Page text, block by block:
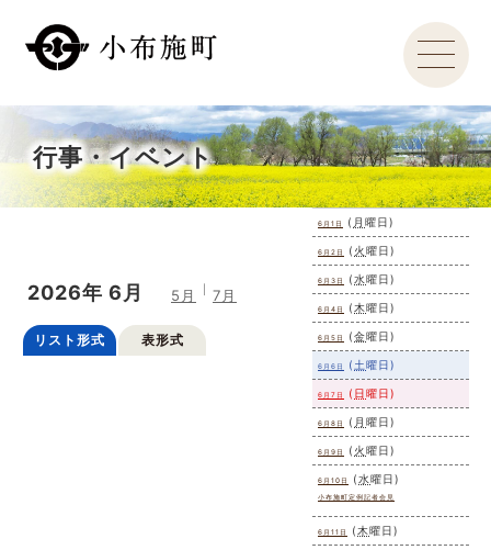
行事・イベント
2026年 6月
リスト形式 表形式
5月 7月
6月1日 ( 月 曜日)
6月2日 ( 火曜日)
6月3日 (水曜日)
6月4日 (木曜日)
6月5日 (金曜日)
6月6日 ( 土曜日)
6月7日 ( 日曜日)
6月8日 ( 月 曜日)
6月9日 ( 火曜日)
6月10日 (水曜日)
小布施町定例記者会見
6月11日 (木曜日)